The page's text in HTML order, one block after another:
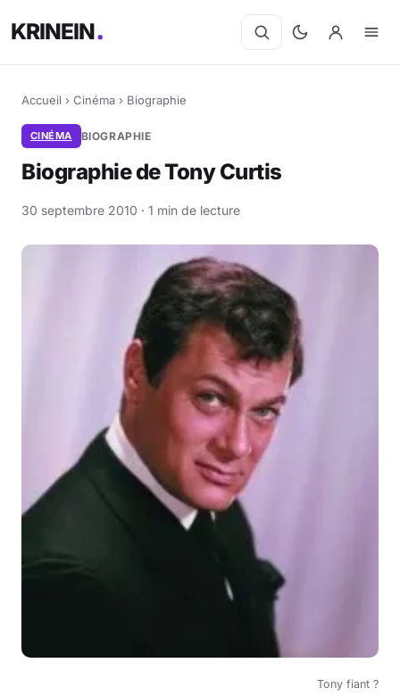
KRINEIN
Accueil › Cinéma › Biographie
CINÉMA BIOGRAPHIE
Biographie de Tony Curtis
30 septembre 2010 · 1 min de lecture
Tony fiant ?